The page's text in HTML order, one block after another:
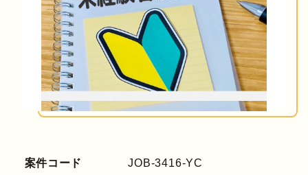
案件コード JOB-3416-YC